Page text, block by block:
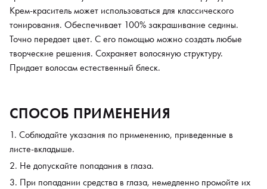
Крем-краситель может использоваться для классического
тонирования. Обеспечивает 100% закрашивание седины.
Точно передает цвет. С его помощью можно создать любые
творческие решения. Сохраняет волосяную структуру.
Придает волосам естественный блеск.
СПОСОБ ПРИМЕНЕНИЯ
Соблюдайте указания по применению, приведенные в
листе-вкладыше.
Не допускайте попадания в глаза.
При попадании средства в глаза, немедленно промойте их